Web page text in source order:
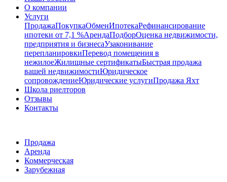
О компании
Услуги
ПродажаПокупкаОбменИпотекаРефинансирование
ипотеки от 7,1 %АрендаПодборОценка недвижимости,
предприятия и бизнесаУзаконивание
перепланировкиПеревод помещения в
нежилоеЖилищные сертификатыБыстрая продажа
вашей недвижимостиЮридическое
сопровождениеЮридические услугиПродажа Яхт
Школа риелторов
Отзывы
Контакты
Продажа
Аренда
Коммерческая
Зарубежная